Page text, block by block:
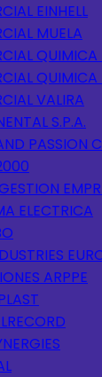
EINHELL
MUELA
QUIMICA
QUIMICA
VALIRA
S.P.A.
PASSION
ELECTRICA
ARPPE